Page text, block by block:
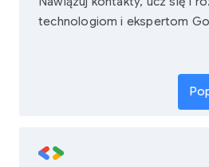
technologiom i ekspertom